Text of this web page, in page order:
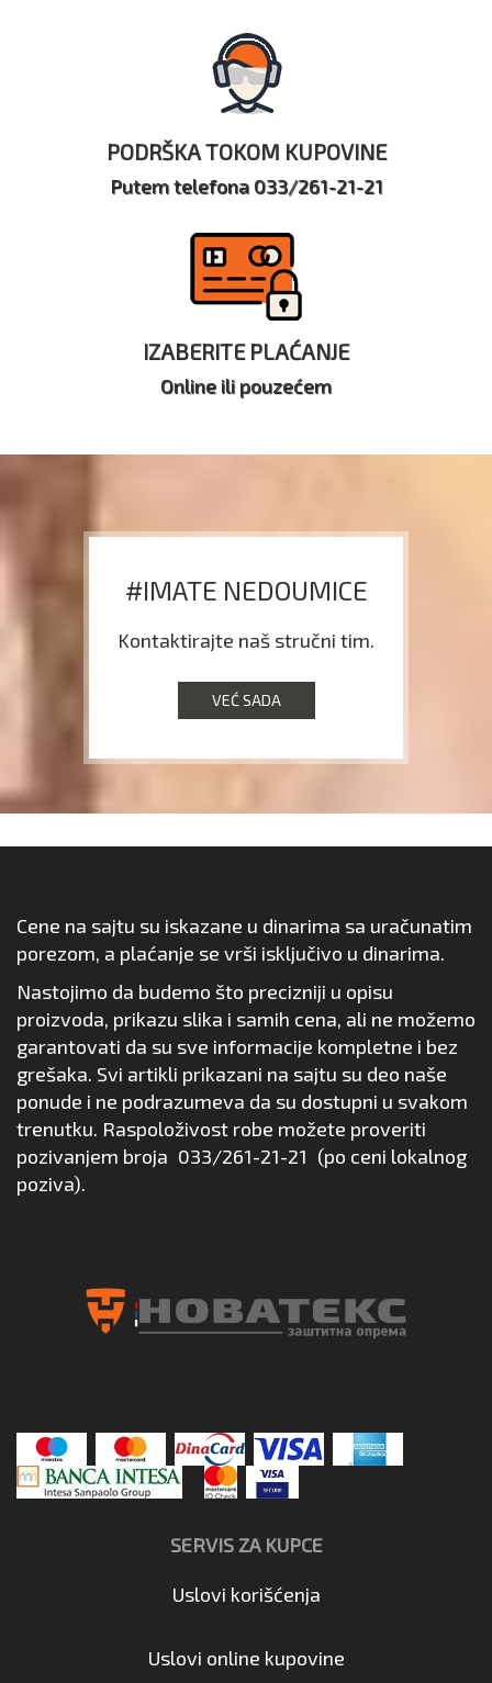
PODRŠKA TOKOM KUPOVINE
Putem telefona 033/261-21-21
IZABERITE PLAĆANJE
Online ili pouzećem
#IMATE NEDOUMICE
Kontaktirajte naš stručni tim.
VEĆ SADA
Cene na sajtu su iskazane u dinarima sa uračunatim
porezom, a plaćanje se vrši isključivo u dinarima.
Nastojimo da budemo što precizniji u opisu
proizvoda, prikazu slika i samih cena, ali ne možemo
garantovati da su sve informacije kompletne i bez
grešaka. Svi artikli prikazani na sajtu su deo naše
ponude i ne podrazumeva da su dostupni u svakom
trenutku. Raspoloživost robe možete proveriti
pozivanjem broja 033/261-21-21 (po ceni lokalnog
poziva).
SERVIS ZA KUPCE
Uslovi korišćenja
Uslovi online kupovine